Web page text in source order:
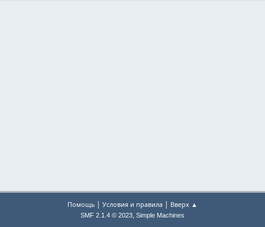
Помощь | Условия и правила | Вверх ▲
SMF 2.1.4 © 2023, Simple Machines